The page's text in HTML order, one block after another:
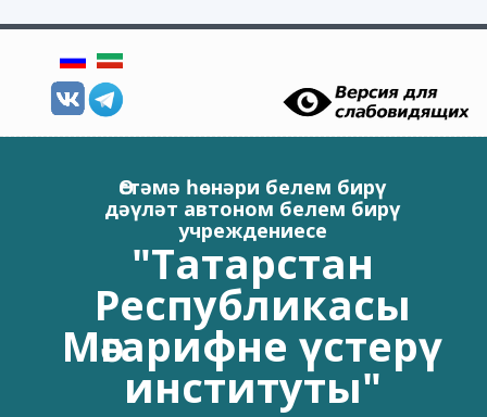
Өстәмә һөнәри белем бирү
дәүләт автоном белем бирү
учреждениесе
"Татарстан
Республикасы
Мәгарифне үстерү
институты"